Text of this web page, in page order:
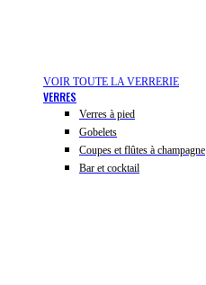
VOIR TOUTE LA VERRERIE
VERRES
Verres à pied
Gobelets
Coupes et flûtes à champagne
Bar et cocktail